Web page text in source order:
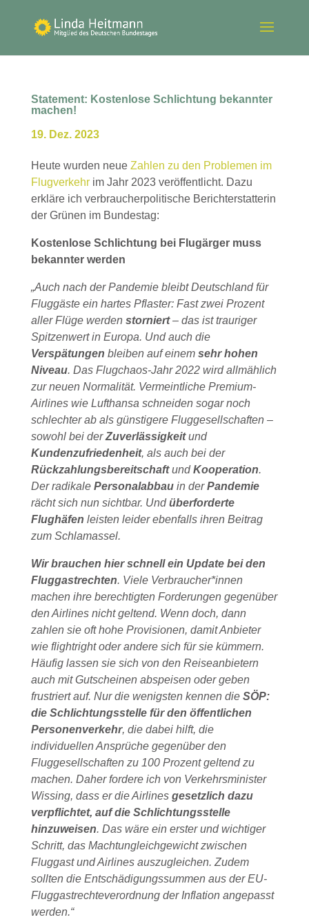
Statement: Kostenlose Schlichtung bekannter
machen!
19. Dez. 2023
Heute wurden neue Zahlen zu den Problemen im
Flugverkehr im Jahr 2023 veröffentlicht. Dazu
erkläre ich verbraucherpolitische Berichterstatterin
der Grünen im Bundestag:
Kostenlose Schlichtung bei Flugärger muss
bekannter werden
„Auch nach der Pandemie bleibt Deutschland für
Fluggäste ein hartes Pflaster: Fast zwei Prozent
aller Flüge werden storniert– das ist trauriger
Spitzenwert in Europa. Und auch die
Verspätungen bleiben auf einem sehr hohen
Niveau. Das Flugchaos-Jahr 2022 wird allmählich
zur neuen Normalität. Vermeintliche Premium-
Airlines wie Lufthansa schneiden sogar noch
schlechter ab als günstigere Fluggesellschaften –
sowohl bei derZuverlässigkeitund
Kundenzufriedenheit, als auch bei der
RückzahlungsbereitschaftundKooperation.
Der radikale Personalabbau in derPandemie
rächt sich nun sichtbar. Undüberforderte
Flughäfen leisten leider ebenfalls ihren Beitrag
zum Schlamassel.
Wir brauchen hier schnell ein Update bei den
Fluggastrechten. Viele Verbraucher*innen
machen ihre berechtigten Forderungen gegenüber
den Airlines nicht geltend. Wenn doch, dann
zahlen sie oft hohe Provisionen, damit Anbieter
wie flightright oder andere sich für sie kümmern.
Häufig lassen sie sich von den Reiseanbietern
auch mit Gutscheinen abspeisen oder geben
frustriert auf. Nur die wenigsten kennen die SÖP:
die Schlichtungsstelle für den öffentlichen
Personenverkehr, die dabei hilft, die
individuellen Ansprüche gegenüber den
Fluggesellschaften zu 100 Prozent geltend zu
machen. Daher fordere ich von Verkehrsminister
Wissing, dass er die Airlines gesetzlich dazu
verpflichtet, auf die Schlichtungsstelle
hinzuweisen. Das wäre ein erster und wichtiger
Schritt, das Machtungleichgewicht zwischen
Fluggast und Airlines auszugleichen. Zudem
sollten die Entschädigungssummen aus der EU-
Fluggastrechteverordnung der Inflation angepasst
werden.“